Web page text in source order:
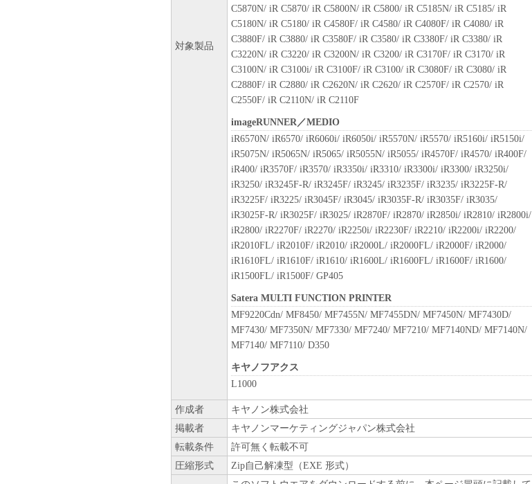
対象製品
C5870N/ iR C5870/ iR C5800N/ iR C5800/ iR C5185N/ iR C5185/ iR
C5180N/ iR C5180/ iR C4580F/ iR C4580/ iR C4080F/ iR C4080/ iR
C3880F/ iR C3880/ iR C3580F/ iR C3580/ iR C3380F/ iR C3380/ iR
C3220N/ iR C3220/ iR C3200N/ iR C3200/ iR C3170F/ iR C3170/ iR
C3100N/ iR C3100i/ iR C3100F/ iR C3100/ iR C3080F/ iR C3080/ iR
C2880F/ iR C2880/ iR C2620N/ iR C2620/ iR C2570F/ iR C2570/ iR
C2550F/ iR C2110N/ iR C2110F
imageRUNNER／MEDIO
iR6570N/ iR6570/ iR6060i/ iR6050i/ iR5570N/ iR5570/ iR5160i/ iR5150i/
iR5075N/ iR5065N/ iR5065/ iR5055N/ iR5055/ iR4570F/ iR4570/ iR400F/
iR400/ iR3570F/ iR3570/ iR3350i/ iR3310/ iR3300i/ iR3300/ iR3250i/
iR3250/ iR3245F-R/ iR3245F/ iR3245/ iR3235F/ iR3235/ iR3225F-R/
iR3225F/ iR3225/ iR3045F/ iR3045/ iR3035F-R/ iR3035F/ iR3035/
iR3025F-R/ iR3025F/ iR3025/ iR2870F/ iR2870/ iR2850i/ iR2810/ iR2800i/
iR2800/ iR2270F/ iR2270/ iR2250i/ iR2230F/ iR2210/ iR2200i/ iR2200/
iR2010FL/ iR2010F/ iR2010/ iR2000L/ iR2000FL/ iR2000F/ iR2000/
iR1610FL/ iR1610F/ iR1610/ iR1600L/ iR1600FL/ iR1600F/ iR1600/
iR1500FL/ iR1500F/ GP405
Satera MULTI FUNCTION PRINTER
MF9220Cdn/ MF8450/ MF7455N/ MF7455DN/ MF7450N/ MF7430D/
MF7430/ MF7350N/ MF7330/ MF7240/ MF7210/ MF7140ND/ MF7140N/
MF7140/ MF7110/ D350
キヤノフアクス
L1000
作成者
キヤノン株式会社
掲載者
キヤノンマーケティングジャパン株式会社
転載条件
許可無く転載不可
圧縮形式
Zip自己解凍型（EXE 形式）